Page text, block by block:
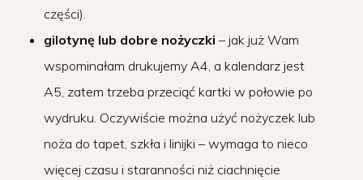
części).
gilotynę lub dobre nożyczki – jak już Wam
wspominałam drukujemy A4, a kalendarz jest
A5, zatem trzeba przeciąć kartki w połowie po
wydruku. Oczywiście można użyć nożyczek lub
noża do tapet, szkła i linijki – wymaga to nieco
więcej czasu i staranności niż ciachnięcie